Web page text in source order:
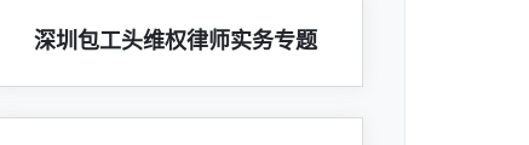
深圳包工头维权律师实务专题